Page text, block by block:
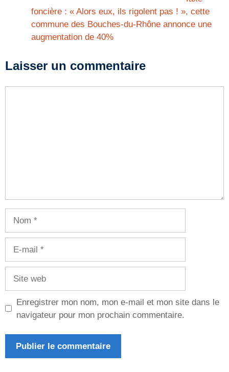
foncière : « Alors eux, ils rigolent pas ! », cette
commune des Bouches-du-Rhône annonce une
augmentation de 40%
Laisser un commentaire
Enregistrer mon nom, mon e-mail et mon site dans le
navigateur pour mon prochain commentaire.